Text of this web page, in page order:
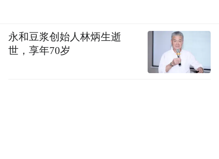
永和豆浆创始人林炳生逝
世，享年70岁